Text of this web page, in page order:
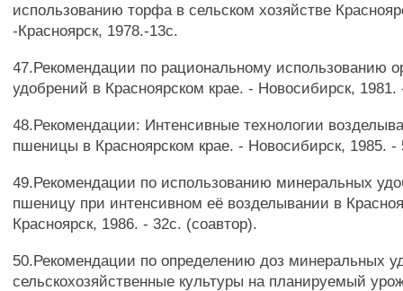
использованию торфа в сельском хозяйстве
-Красноярск, 1978.-13с.
47.Рекомендации по рациональному использованию
удобрений в Красноярском крае. - Новосибирск, 1981.
48.Рекомендации: Интенсивные технологии
пшеницы в Красноярском крае. - Новосибирск, 1985. -
49.Рекомендации по использованию минеральных
пшеницу при интенсивном её возделывании в
Красноярск, 1986. - 32с. (соавтор).
50.Рекомендации по определению доз минеральных
сельскохозяйственные культуры на планируемый